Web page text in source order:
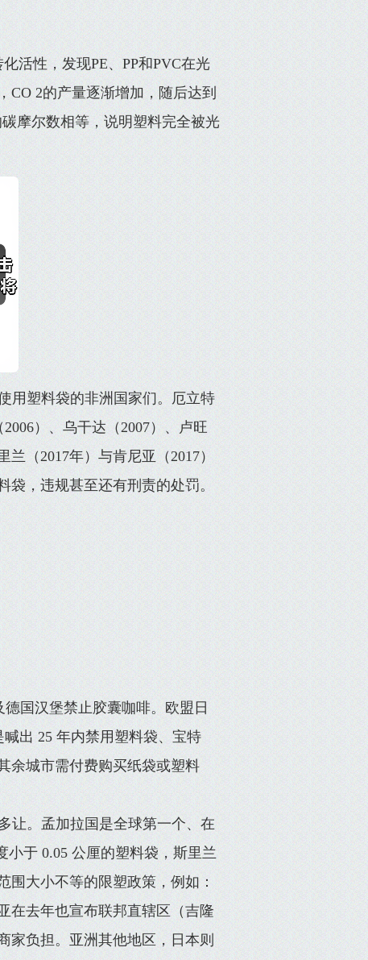
活性，发现PE、PP和PVC在光
CO 2的产量逐渐增加，随后达到
摩尔数相等，说明塑料完全被光
用塑料袋的非洲国家们。厄立特
）、乌干达（2007）、卢旺
（2017年）与肯尼亚（2017）
，违规甚至还有刑责的处罚。
国汉堡禁止胶囊咖啡。欧盟日
出 25 年内禁用塑料袋、宝特
余城市需付费购买纸袋或塑料
让。孟加拉国是全球第一个、在
小于 0.05 公厘的塑料袋，斯里兰
大小不等的限塑政策，例如：
在去年也宣布联邦直辖区（吉隆
家负担。亚洲其他地区，日本则